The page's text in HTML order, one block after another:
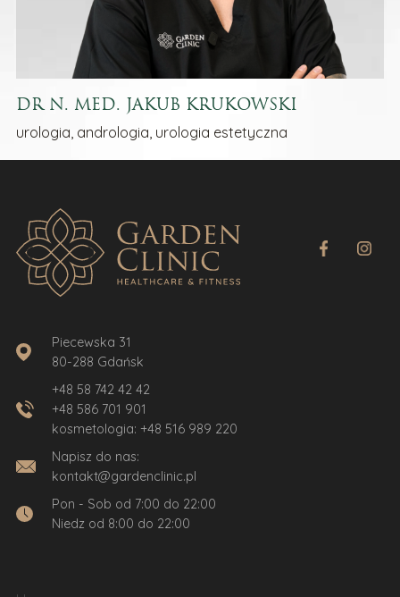
DR N. MED. JAKUB KRUKOWSKI
urologia, andrologia, urologia estetyczna
Piecewska 31
80-288 Gdańsk
+48 58 742 42 42
+48 586 701 901
kosmetologia: +48 516 989 220
Napisz do nas:
kontakt@gardenclinic.pl
Pon - Sob od 7:00 do 22:00
Niedz od 8:00 do 22:00